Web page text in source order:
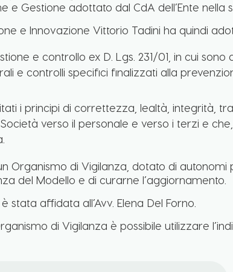
e Gestione adottato dal CdA dell’Ente nella
e Innovazione Vittorio Tadini ha quindi
e controllo ex D. Lgs. 231/01, in cui
e controlli specifici finalizzati alla
i principi di correttezza, lealtà, integrità,
verso il personale e verso i terzi e
Organismo di Vigilanza, dotato di
del Modello e di curarne l’aggiornamento.
affidata all’Avv. Elena Del Forno.
di Vigilanza è possibile utilizzare